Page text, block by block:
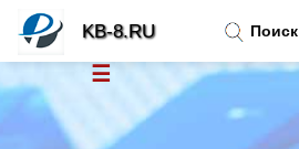
Поиск
KB-8.RU
☰
Новости